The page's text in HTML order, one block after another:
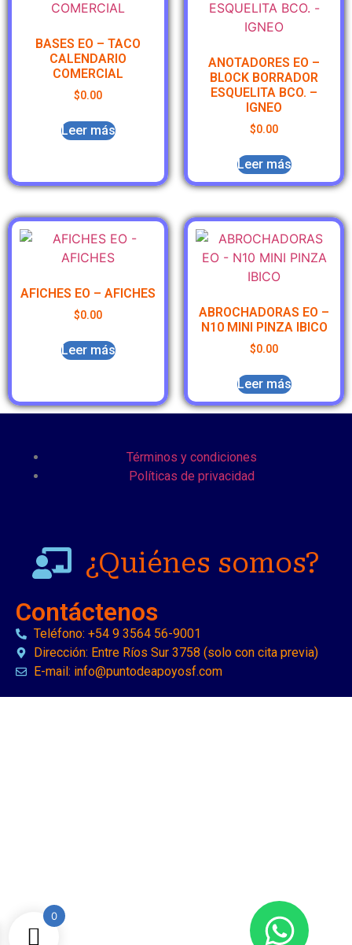
BASES EO – TACO
CALENDARIO
COMERCIAL
$0.00
Leer más
ANOTADORES EO –
BLOCK BORRADOR
ESQUELITA BCO. –
IGNEO
$0.00
Leer más
AFICHES EO – AFICHES
$0.00
Leer más
ABROCHADORAS EO –
N10 MINI PINZA IBICO
$0.00
Leer más
Términos y condiciones
Políticas de privacidad
¿Quiénes somos?
Contáctenos
Teléfono: +54 9 3564 56-9001
Dirección: Entre Ríos Sur 3758 (solo con cita previa)
E-mail: info@puntodeapoyosf.com
0